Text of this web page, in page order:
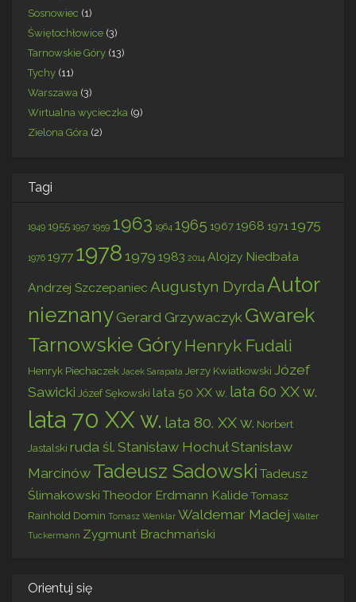
Sosnowiec (1)
Świętochłowice (3)
Tarnowskie Góry (13)
Tychy (11)
Warszawa (3)
Wirtualna wycieczka (9)
Zielona Góra (2)
Tagi
1949 1955 1957 1959 1963 1964 1965 19671968 1971 1975
1976 1977 1978 1979 1983 2014 Alojzy Niedbała
Andrzej Szczepaniec Augustyn Dyrda Autor
nieznany Gerard Grzywaczyk Gwarek
Tarnowskie GóryHenryk Fudali
Henryk Piechaczek Jacek Sarapata Jerzy Kwiatkowski Józef
Sawicki Józef Sękowski lata 50 XX w. lata 60 XX w.
lata 70 XX w. lata 80. XX w. Norbert
Jastalski ruda śl. Stanisław HochułStanisław
Marcinów Tadeusz Sadowski Tadeusz
Ślimakowski Theodor Erdmann KalideTomasz
Rainhold Domin Tomasz Wenklar Waldemar Madej Walter
Tuckermann Zygmunt Brachmański
Orientuj się